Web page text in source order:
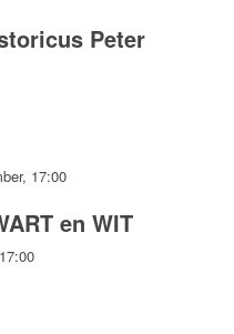
Peter
17:00
en WIT